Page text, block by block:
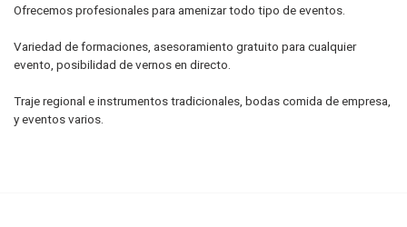
Ofrecemos profesionales para amenizar todo tipo de eventos.
Variedad de formaciones, asesoramiento gratuito para cualquier
evento, posibilidad de vernos en directo.
Traje regional e instrumentos tradicionales, bodas comida de empresa,
y eventos varios.